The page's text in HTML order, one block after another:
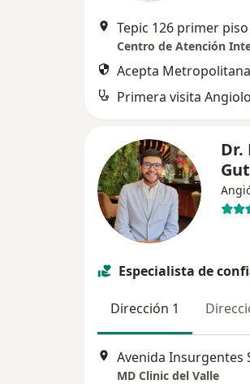
Centro de Atención
Acepta Metropolitana
Primera visita
Dr.
Especialista de
Dirección 1
MD Clinic del Valle